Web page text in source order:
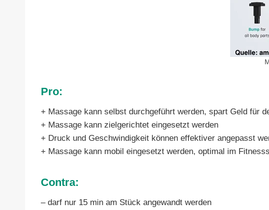
Pro:
+ Massage kann selbst durchgeführt werden, spart Geld für
+ Massage kann zielgerichtet eingesetzt werden
+ Druck und Geschwindigkeit können effektiver angepasst
+ Massage kann mobil eingesetzt werden, optimal im
Contra:
– darf nur 15 min am Stück angewandt werden